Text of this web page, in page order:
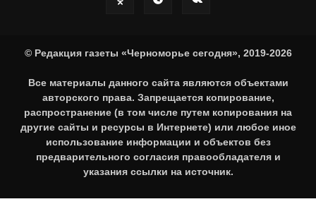
© Редакция газеты «Черноморье сегодня», 2019-2026
Все материалы данного сайта являются объектами
авторского права. Запрещается копирование,
распространение (в том числе путем копирования на
другие сайты и ресурсы в Интернете) или любое иное
использование информации и объектов без
предварительного согласия правообладателя и
указания ссылки на источник.